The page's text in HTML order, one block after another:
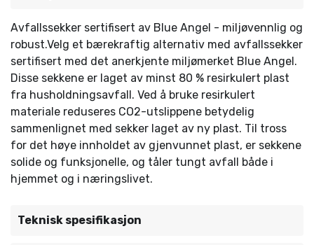
Avfallssekker sertifisert av Blue Angel - miljøvennlig og
robust.Velg et bærekraftig alternativ med avfallssekker
sertifisert med det anerkjente miljømerket Blue Angel.
Disse sekkene er laget av minst 80 % resirkulert plast
fra husholdningsavfall. Ved å bruke resirkulert
materiale reduseres CO2-utslippene betydelig
sammenlignet med sekker laget av ny plast. Til tross
for det høye innholdet av gjenvunnet plast, er sekkene
solide og funksjonelle, og tåler tungt avfall både i
hjemmet og i næringslivet.
Teknisk spesifikasjon